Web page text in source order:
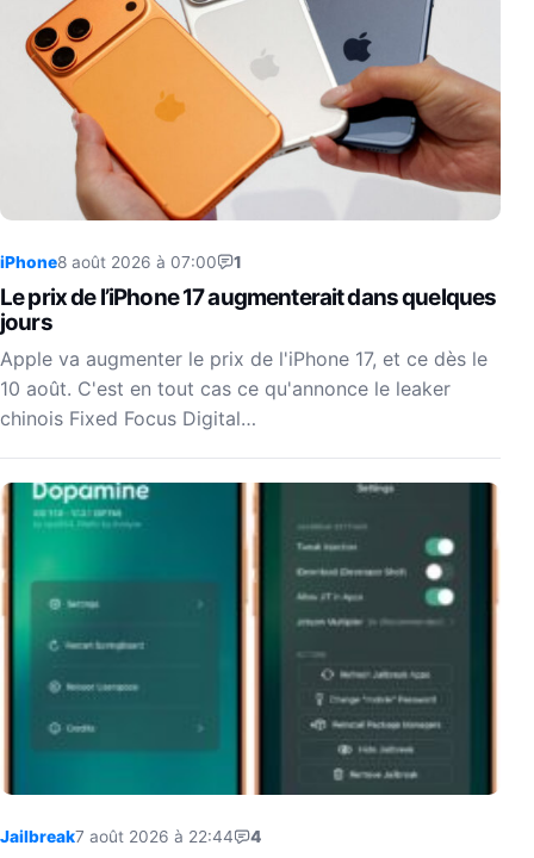
iPhone8 août 2026 à 07:00 1
Le prix de l’iPhone 17 augmenterait dans quelques
jours
Apple va augmenter le prix de l'iPhone 17, et ce dès le
10 août. C'est en tout cas ce qu'annonce le leaker
chinois Fixed Focus Digital…
Jailbreak7 août 2026 à 22:44 4